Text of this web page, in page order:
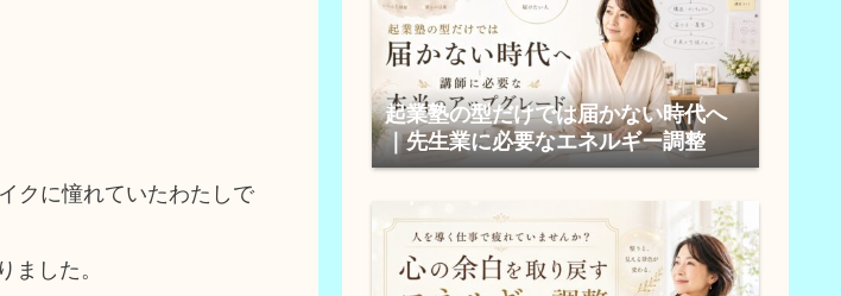
クに憧れていたわたしで
ました。
起業塾の型だけでは届かない時代へ
｜先生業に必要なエネルギー調整